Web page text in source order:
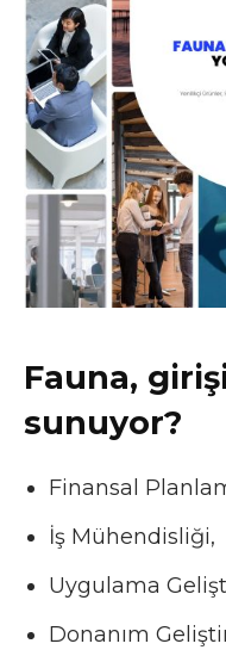
Fauna,
sunuyor?
Finansal
İş Mühendisliği,
Uygulama
Donanım